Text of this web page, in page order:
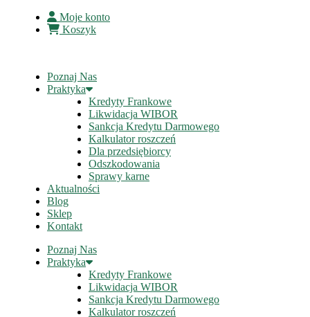
Moje konto
Koszyk
Poznaj Nas
Praktyka
Kredyty Frankowe
Likwidacja WIBOR
Sankcja Kredytu Darmowego
Kalkulator roszczeń
Dla przedsiębiorcy
Odszkodowania
Sprawy karne
Aktualności
Blog
Sklep
Kontakt
Poznaj Nas
Praktyka
Kredyty Frankowe
Likwidacja WIBOR
Sankcja Kredytu Darmowego
Kalkulator roszczeń